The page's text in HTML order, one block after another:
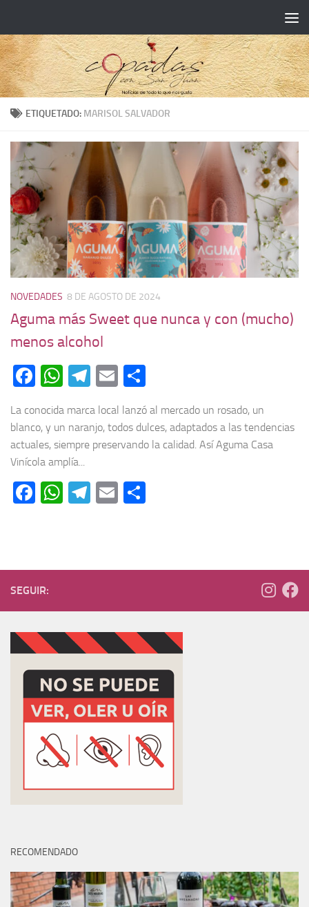
ETIQUETADO: MARISOL SALVADOR
NOVEDADES 8 DE AGOSTO DE 2024
Aguma más Sweet que nunca y con (mucho)
menos alcohol
Facebook
WhatsApp
Telegram
Email
La conocida marca local lanzó al mercado un rosado, un
blanco, y un naranjo, todos dulces, adaptados a las tendencias
actuales, siempre preservando la calidad. Así Aguma Casa
Vinícola amplía...
Facebook
WhatsApp
Telegram
Email
SEGUIR:
RECOMENDADO